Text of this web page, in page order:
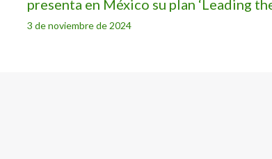
presenta en México su plan ‘Leading
3 de noviembre de 2024